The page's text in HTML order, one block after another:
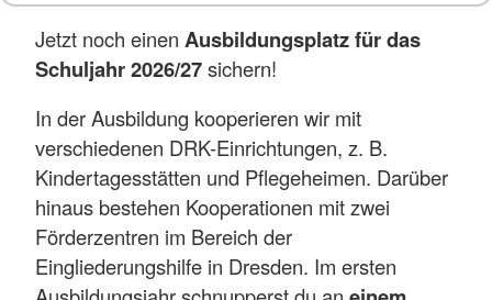
Jetzt noch einen Ausbildungsplatz für das
Schuljahr 2026/27sichern!
In der Ausbildung kooperieren wir mit
verschiedenen DRK-Einrichtungen, z. B.
Kindertagesstätten und Pflegeheimen. Darüber
hinaus bestehen Kooperationen mit zwei
Förderzentren im Bereich der
Eingliederungshilfe in Dresden. Im ersten